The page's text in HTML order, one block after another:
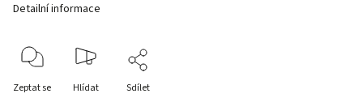
Detailní informace
Zeptat se Hlídat Sdílet